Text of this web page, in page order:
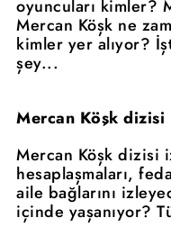
oyuncuları kimler?
Mercan Köşk ne
kimler yer alıyor?
şey...
Mercan Köşk dizisi
Mercan Köşk dizisi
hesaplaşmaları,
aile bağlarını
içinde yaşanıyor?